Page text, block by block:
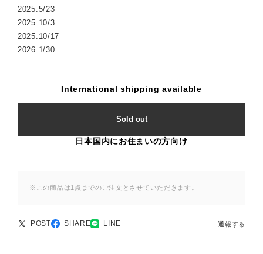
2025.5/23
2025.10/3
2025.10/17
2026.1/30
International shipping available
Sold out
日本国内にお住まいの方向け
※この商品は1点までのご注文とさせていただきます。
POST SHARE LINE 通報する